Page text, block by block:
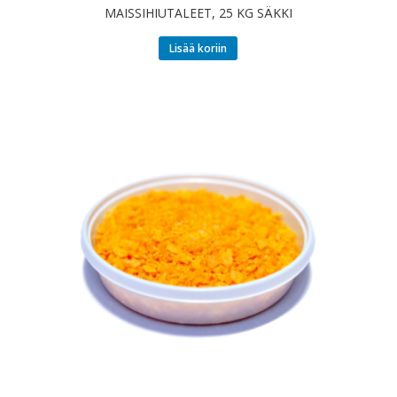
MAISSIHIUTALEET, 25 KG SÄKKI
Lisää koriin